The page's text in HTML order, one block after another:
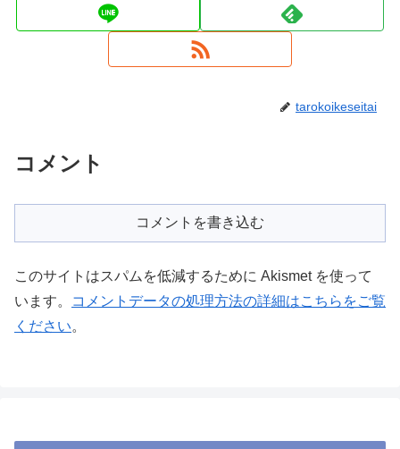
tarokoikeseitai
コメント
コメントを書き込む
このサイトはスパムを低減するために Akismet を使って
います。
コメントデータの処理方法の詳細はこちらをご覧
ください。